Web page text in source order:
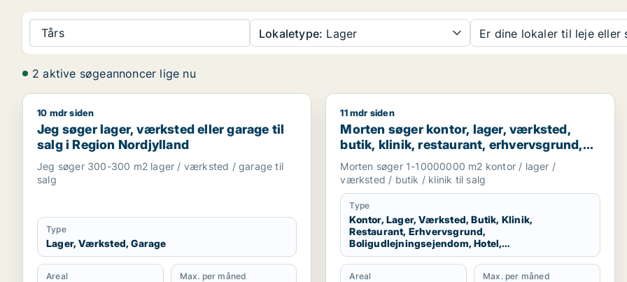
Tårs Lokaletype: Lager Er dine lokaler til leje eller
2 aktive søgeannoncer lige nu
Jeg søger lager, værksted eller garage til salg i Region Nordjylland
10 mdr siden
Jeg søger lager, værksted eller garage til
salg i Region Nordjylland
Jeg søger 300-300 m2 lager / værksted / garage til
salg
Type
Lager, Værksted, Garage
Areal Max. per måned
Morten søger kontor, lager, værksted, butik, klinik,
11 mdr siden
Morten søger kontor, lager, værksted,
butik, klinik, restaurant, erhvervsgrund,
boligudlejningsejendom, hotel eller
produktionslokaler til salg i Region
Nordjylland
Morten søger 1-10000000 m2 kontor / lager /
værksted / butik / klinik til salg
Type
Kontor, Lager, Værksted, Butik, Klinik,
Restaurant, Erhvervsgrund,
Boligudlejningsejendom, Hotel,
Produktionslokaler
Areal Max. per måned